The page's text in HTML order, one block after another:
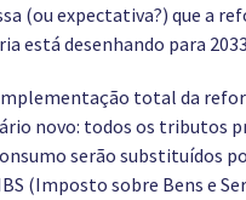
(ou expectativa?) que a
está desenhando para
total da
novo: todos os tributos
serão substituídos
(Imposto sobre Bens e